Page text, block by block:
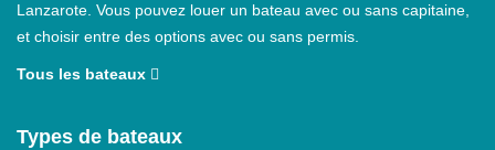
Lanzarote. Vous pouvez louer un bateau avec ou sans capitaine,
et choisir entre des options avec ou sans permis.
Tous les bateaux
Types de bateaux